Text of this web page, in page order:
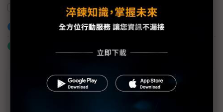
工研院 第一線
加入已選取到「關鍵字追蹤」
近７天熱門報導
MLCC訂單過熱、出貨比創高 村田示警全球AI基